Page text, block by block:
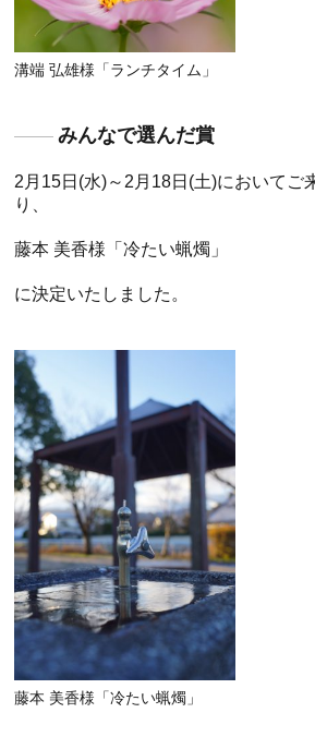
溝端 弘雄様「ランチタイム」
みんなで選んだ賞
2月15日(水)～2月18日(土)においてご
り、
藤本 美香様「冷たい蝋燭」
に決定いたしました。
藤本 美香様「冷たい蝋燭」